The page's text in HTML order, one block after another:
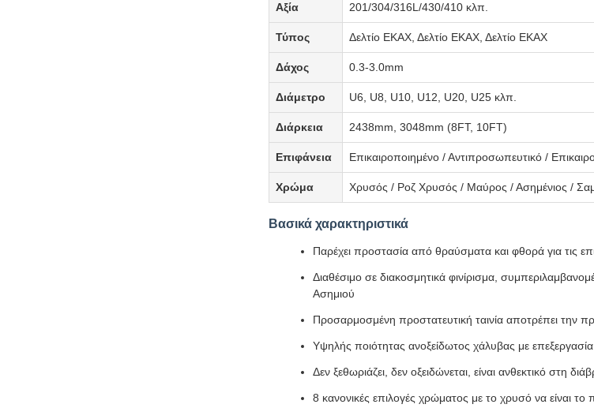
Αξία 201/304/316L/430/410 κλπ.
Τύπος Δελτίο ΕΚΑΧ, Δελτίο ΕΚΑΧ, Δελτίο ΕΚΑΧ
Δάχος 0.3-3.0mm
Διάμετρο U6, U8, U10, U12, U20, U25 κλπ.
Διάρκεια 2438mm, 3048mm (8FT, 10FT)
Επιφάνεια Επικαιροποιημένο / Αντιπροσωπευτικό /
Χρώμα Χρυσός / Ροζ Χρυσός / Μαύρος / Ασημένιος /
Βασικά χαρακτηριστικά
Παρέχει προστασία από θραύσματα και φθορά για τις
Διαθέσιμο σε διακοσμητικά φινίρισμα,
Ασημιού
Προσαρμοσμένη προστατευτική ταινία αποτρέπει την
Υψηλής ποιότητας ανοξείδωτος χάλυβας με
Δεν ξεθωριάζει, δεν οξειδώνεται, είναι ανθεκτικό στη
8 κανονικές επιλογές χρώματος με το χρυσό να είναι το